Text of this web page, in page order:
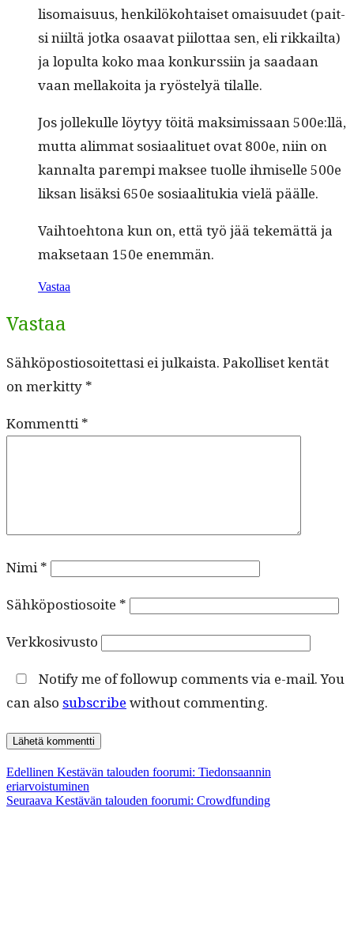
li­so­maisu­us, henkilöko­htaiset omaisu­udet (pait­
si niiltä jot­ka osaa­vat piilot­taa sen, eli rikkail­ta)
ja lop­ul­ta koko maa konkurssi­in ja saadaan
vaan mel­lakoi­ta ja ryöste­lyä tilalle.
Jos jollekulle löy­tyy töitä mak­simis­saan 500e:llä,
mut­ta alim­mat sosi­aal­ituet ovat 800e, niin on
kannal­ta parem­pi mak­see tuolle ihmiselle 500e
lik­san lisäk­si 650e sosi­aal­i­tukia vielä päälle.
Vai­h­toe­htona kun on, että työ jää tekemät­tä ja
mak­se­taan 150e enemmän.
Vastaa
Vastaa
Sähköpostiosoitettasi ei julkaista. Pakolliset kentät
on merkitty *
Kommentti*
Nimi*
Sähköpostiosoite *
Verkkosivusto
Notify me of followup comments via e-mail. You
can also subscribe without commenting.
Artikkelien
selaus
Edellinen Edellinen
artikkeli:
Kestävän talouden foorumi: Tiedonsaannin
eriarvoistuminen
Seuraava Seuraava
Kestävän talouden foorumi: Crowdfunding